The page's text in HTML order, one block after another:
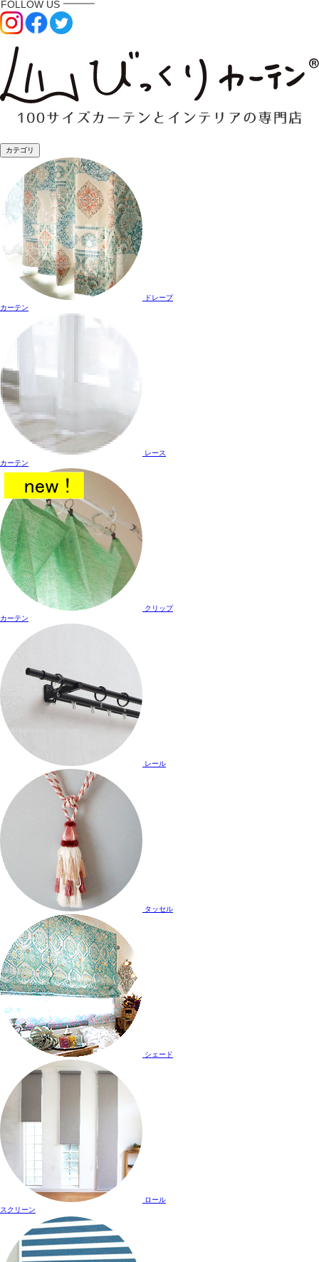
カテゴリ
ドレープ
カーテン
レース
カーテン
クリップ
カーテン
レール
タッセル
シェード
ロール
スクリーン